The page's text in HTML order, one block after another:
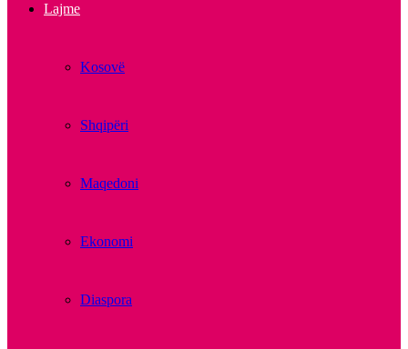
Lajme
Kosovë
Shqipëri
Maqedoni
Ekonomi
Diaspora